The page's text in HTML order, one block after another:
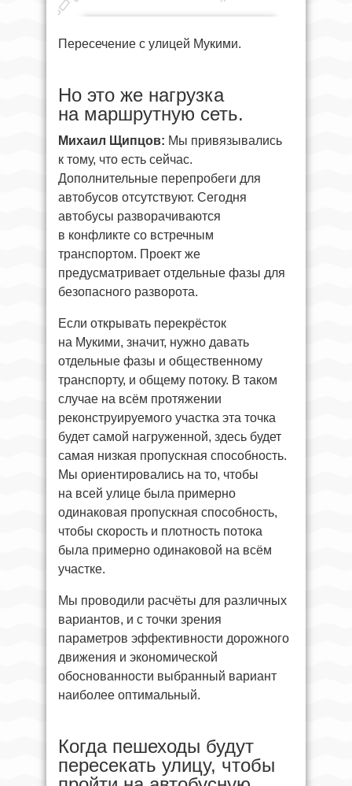
Пересечение с улицей Мукими.
Но это же нагрузка
на маршрутную сеть.
Михаил Щипцов: Мы привязывались
к тому, что есть сейчас.
Дополнительные перепробеги для
автобусов отсутствуют. Сегодня
автобусы разворачиваются
в конфликте со встречным
транспортом. Проект же
предусматривает отдельные фазы для
безопасного разворота.
Если открывать перекрёсток
на Мукими, значит, нужно давать
отдельные фазы и общественному
транспорту, и общему потоку. В таком
случае на всём протяжении
реконструируемого участка эта точка
будет самой нагруженной, здесь будет
самая низкая пропускная способность.
Мы ориентировались на то, чтобы
на всей улице была примерно
одинаковая пропускная способность,
чтобы скорость и плотность потока
была примерно одинаковой на всём
участке.
Мы проводили расчёты для различных
вариантов, и с точки зрения
параметров эффективности дорожного
движения и экономической
обоснованности выбранный вариант
наиболее оптимальный.
Когда пешеходы будут
пересекать улицу, чтобы